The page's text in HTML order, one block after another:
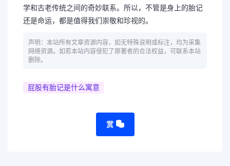
学和古老传统之间的奇妙联系。所以，不管是身上的胎记
还是命运，都是值得我们崇敬和珍视的。
声明：本站所有文章资源内容，如无特殊说明或标注，均为采集
网络资源。如若本站内容侵犯了原著者的合法权益，可联系本站
删除。
屁股有胎记是什么寓意
赏